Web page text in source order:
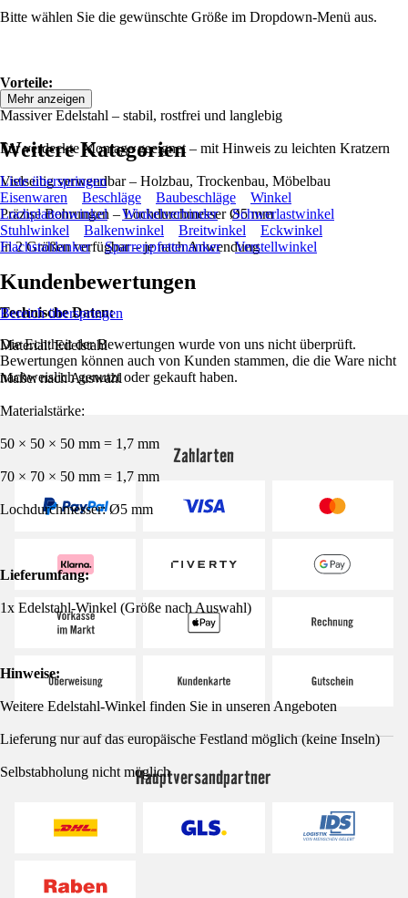
Bitte wählen Sie die gewünschte Größe im Dropdown-Menü aus.
Vorteile:
Massiver Edelstahl – stabil, rostfrei und langlebig
Für verdeckte Montage geeignet – mit Hinweis zu leichten Kratzern
Vielseitig verwendbar – Holzbau, Trockenbau, Möbelbau
Präzise Bohrungen – Lochdurchmesser Ø5 mm
In 2 Größen verfügbar – je nach Anwendung
Technische Daten:
Material: Edelstahl
Maße: nach Auswahl
Materialstärke:
50 × 50 × 50 mm = 1,7 mm
70 × 70 × 50 mm = 1,7 mm
Lochdurchmesser: Ø5 mm
Lieferumfang:
1x Edelstahl-Winkel (Größe nach Auswahl)
Hinweise:
Weitere Edelstahl-Winkel finden Sie in unseren Angeboten
Lieferung nur auf das europäische Festland möglich (keine Inseln)
Selbstabholung nicht möglich
Mehr anzeigen
Weitere Kategorien
Liste überspringen
Eisenwaren
Beschläge Baubeschläge
Winkel
Lochplattenwinkel
Winkelverbinder
Schwerlastwinkel
Stuhlwinkel
Balkenwinkel Breitwinkel
Eckwinkel
Flachstahlanker
Sparrenpfettenanker Verstellwinkel
Kundenbewertungen
Bereich überspringen
Die Echtheit der Bewertungen wurde von uns nicht überprüft.
Bewertungen können auch von Kunden stammen, die die Ware nicht
nachweislich genutzt oder gekauft haben.
Zahlarten
Hauptversandpartner